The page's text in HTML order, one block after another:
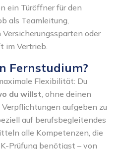
ein Türöffner für den
als Teamleitung,
oder
im Vertrieb.
Fernstudium?
Flexibilität: Du
du willst , ohne deinen
aufgeben zu
auf berufsbegleitendes
alle Kompetenzen, die
Prüfung benötigst – von